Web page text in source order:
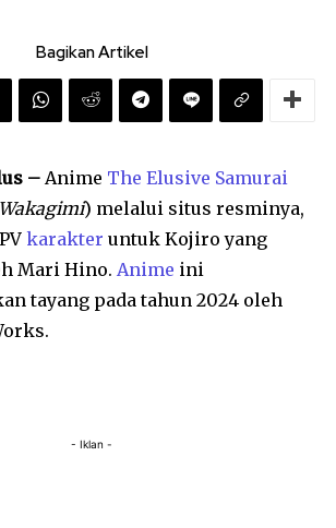
Bagikan Artikel
– Anime The Elusive Samurai
) melalui situs resminya,
karakter untuk Kojiro yang
Mari Hino. Anime ini
tayang pada tahun 2024 oleh
- Iklan -